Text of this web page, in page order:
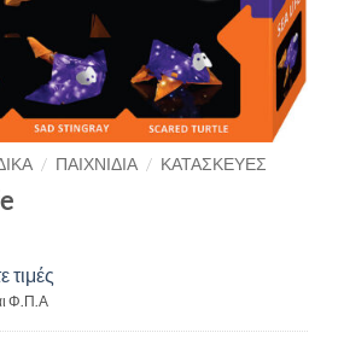
/ ΠΑΙΧΝΙΔΙΑ / ΚΑΤΑΣΚΕΥΕΣ
τιμές
Φ.Π.Α